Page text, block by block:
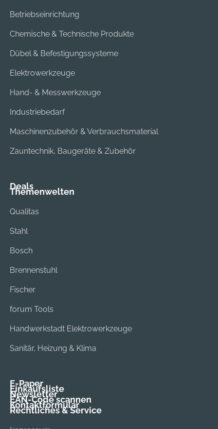
Betriebseinrichtung
Chemische & Technische Produkte
Dübel & Befestigungssysteme
Elektrowerkzeuge
Hand- & Messwerkzeuge
Industriebedarf
Maschinenzubehör & Verbrauchsmaterial
Zauntechnik, Baugeräte & Zubehör
Deals
Themenwelten
Qualitas
Stahl
Bosch
Brennenstuhl
Fischer
forum Tools
Handwerkstadt Elektrowerkzeuge
Sanitär, Heizung & Klima
E-Paper
Einkaufsliste
Newsletter
EAN-Code scannen
Kontaktformular
Rechtliches & Service